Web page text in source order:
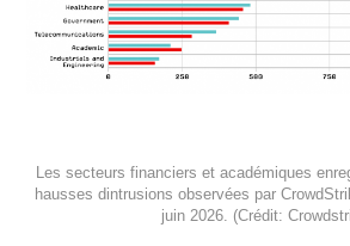
Les secteurs financiers et académiques
hausses dintrusions observées par
juin 2026. (Crédit: